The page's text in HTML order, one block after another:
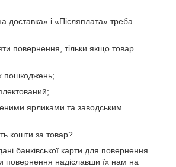
доставка» і «Післяплата» треба
повернення, тільки якщо товар
пошкоджень;
ярликами та заводським
кошти за товар?
банківської карти для повернення
повернення надіславши їх нам на